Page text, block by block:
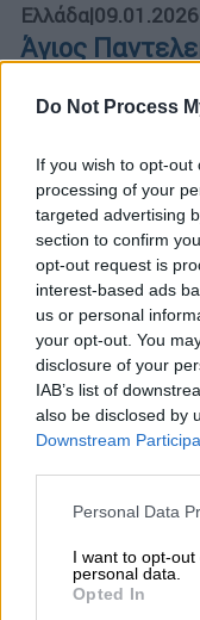
Do Not Process
If you wish to opt-
processing of your
targeted advertising
section to confirm
opt-out request is
interest-based ads
us or personal
your opt-out. You
disclosure of your
IAB’s list of
also be disclosed by
Downstream
Please note that this
not limited to your
grant or deny
use your data for
Personal Data
I want to opt-
personal data.
Opted In
Ελλάδα|
Άγιος
άγριο
Οι δράστιδες
Συνελήφθησαν
παραμέληση